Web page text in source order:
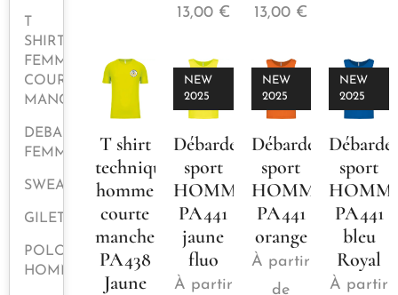
SHIRT
FEMME
COURTE
MANCHE
DEBARDEUR
FEMME
SWEAT
GILETS
POLOS
HOMME
13,00€
13,00 €
T shirt
technique
homme
courte
manche
PA438
Jaune
Débardeur
sport
HOMME
PA441
jaune
fluo
NEW
2025
À partir
Débardeur
sport
HOMME
PA441
orange
NEW
2025
À partir
de
sport
PA441
bleu
Royal
NEW
2025
À partir